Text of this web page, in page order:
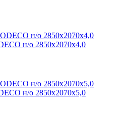
н/о 2850х2070х4,0
н/о 2850х2070х5,0